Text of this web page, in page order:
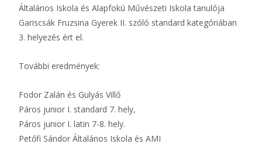
Általános Iskola és Alapfokú Művészeti Iskola tanulója
Gariscsák Fruzsina Gyerek II. szóló standard kategóriában
3. helyezés ért el.
További eredmények:
Fodor Zalán és Gulyás Villő
Páros junior I. standard 7. hely,
Páros junior I. latin 7-8. hely.
Petőfi Sándor Általános Iskola és AMI